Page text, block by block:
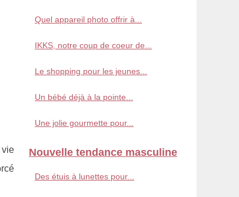
Quel appareil photo offrir à...
IKKS, notre coup de coeur de...
Le shopping pour les jeunes...
Un bébé déjà à la pointe...
Une jolie gourmette pour...
Nouvelle tendance masculine
Des étuis à lunettes pour...